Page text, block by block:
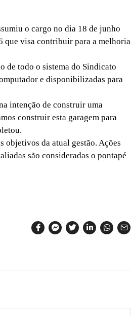
o cargo no dia 18 de junho
que visa contribuir para a melhoria
de todo o sistema do Sindicato
e disponibilizadas para
intenção de construir uma
construir esta garagem para
da atual gestão. Ações
são consideradas o pontapé